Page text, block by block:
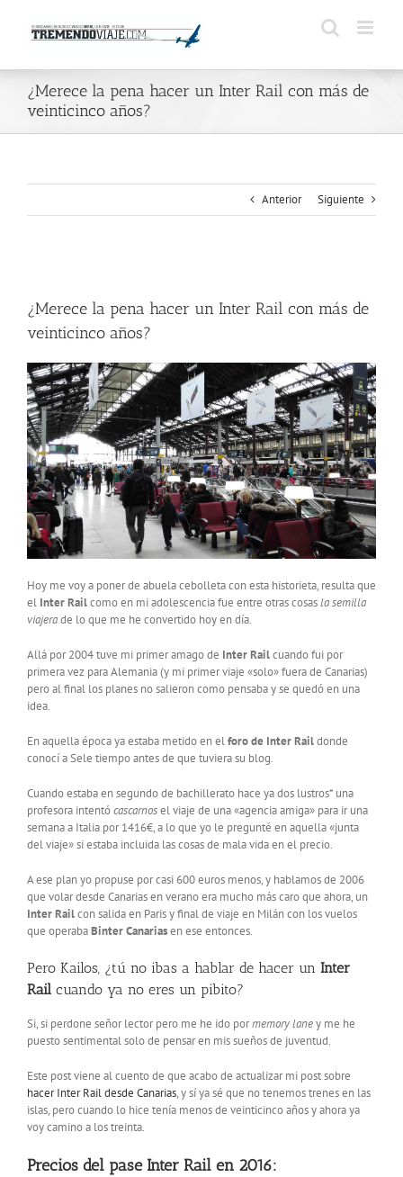
contenido
¿Merece la pena hacer un Inter Rail con más de
veinticinco años?
Anterior Siguiente
más
grande
¿Merece la pena hacer un Inter Rail con más de
veinticinco años?
Hoy me voy a poner de abuela cebolleta con esta historieta, resulta que
el Inter Railcomo en mi adolescencia fue entre otras cosasla semilla
viajerade lo que me he convertido hoy en día.
Allá por 2004 tuve mi primer amago de Inter Railcuando fui por
primera vez para Alemania (y mi primer viaje «solo» fuera de Canarias)
pero al final los planes no salieron como pensaba y se quedó en una
idea.
En aquella época ya estaba metido en elforo de Inter Raildonde
conocí a Sele tiempo antes de que tuviera su blog.
Cuando estaba en segundo de bachillerato hace ya dos lustros* una
profesora intentócascarnosel viaje de una «agencia amiga» para ir una
semana a Italia por 1416€, a lo que yo le pregunté en aquella «junta
del viaje» si estaba incluida las cosas de mala vida en el precio.
A ese plan yo propuse por casi 600 euros menos, y hablamos de 2006
que volar desde Canarias en verano era mucho más caro que ahora, un
Inter Railcon salida en Paris y final de viaje en Milán con los vuelos
que operabaBinter Canariasen ese entonces.
Pero Kailos, ¿tú no ibas a hablar de hacer un Inter
Rail cuando ya no eres un pibito?
Si, si perdone señor lector pero me he ido pormemory laney me he
puesto sentimental solo de pensar en mis sueños de juventud.
Este post viene al cuento de que acabo de actualizar mi post sobre
hacer Inter Rail desde Canarias, y sí ya sé que no tenemos trenes en las
islas, pero cuando lo hice tenía menos de veinticinco años y ahora ya
voy camino a los treinta.
Precios del pase Inter Rail en 2016: